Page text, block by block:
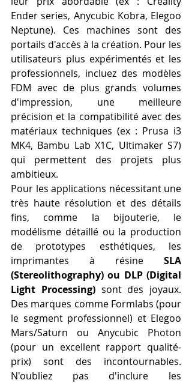
Ender series, Anycubic Kobra, Elegoo
Neptune). Ces machines sont des
portails d'accès à la création. Pour les
utilisateurs plus expérimentés et les
professionnels, incluez des modèles
FDM avec de plus grands volumes
d'impression, une meilleure
précision et la compatibilité avec des
matériaux techniques (ex : Prusa i3
MK4, Bambu Lab X1C, Ultimaker S7)
qui permettent des projets plus
ambitieux.
Pour les applications nécessitant une
très haute résolution et des détails
fins, comme la bijouterie, le
modélisme détaillé ou la production
de prototypes esthétiques, les
imprimantes à résine SLA
(Stereolithography) ou DLP (Digital
Light Processing) sont des joyaux.
Des marques comme Formlabs (pour
le segment professionnel) et Elegoo
Mars/Saturn ou Anycubic Photon
(pour un excellent rapport qualité-
prix) sont des incontournables.